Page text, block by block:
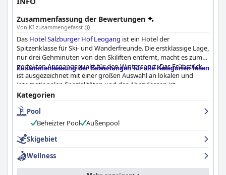
Zusammenfassung der Bewertungen
Von KI zusammengefasst
Das Hotel Salzburger Hof Leogang ist ein Hotel der
Spitzenklasse für Ski- und Wanderfreunde. Die erstklassige Lage,
nur drei Gehminuten von den Skiliften entfernt, macht es zum
perfekten Ausgangspunkt für den Wintersport. Das Frühstück
ist ausgezeichnet mit einer großen Auswahl an lokalen und
internationalen Spezialitäten und das Abendessen ist
sensationell und bietet ein unvergessliches kulinarisches
Erlebnis. Die neueren Zimmer sind großartig, auch wenn einige
Bereiche renovierungsbedürftig sind, und das Personal ist
überwältigend freundlich und zuvorkommend. Das Spa-Erlebnis
ist außergewöhnlich mit einem Pool auf dem Dach und einem
kürzlich renovierten Wellnessbereich. Das Hotel ist auch perfekt
Abstellmöglichkeiten für Fahrräder. Insgesamt übertrifft das
Hotel Salzburger Hof Leogangdie Erwartungen der Gäste und
Zusammenfassung der Bewertungen für alle Kategorien lesen
Kategorien
Pool
Beheizter Pool
Außenpool
Skigebiet
Wellness